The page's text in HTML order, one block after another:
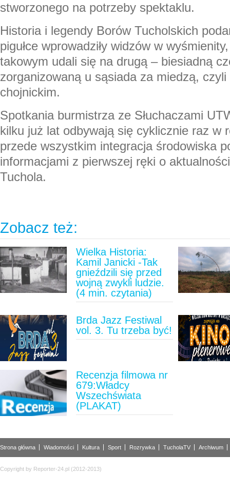
stworzonego na potrzeby spektaklu.
Historia i legendy Borów Tucholskich
pigułce wprowadziły widzów w
takowym udali się na drugą – biesiadną
zorganizowaną u sąsiada za miedzą,
chojnickim.
Spotkania burmistrza ze Słuchaczami
kilku już lat odbywają się cyklicznie raz w
przede wszystkim integracja środowiska
informacjami z pierwszej ręki o
Tuchola.
Zobacz też:
Wielka Historia:
Kamil Janicki -Tak
gnieździli się przed
wojną zwykli ludzie.
(4 min. czytania)
Brda Jazz Festiwal
vol. 3. Tu trzeba być!
Recenzja filmowa nr
679:Władcy
Wszechświata
(PLAKAT)
Strona główna Wiadomości Kultura Sport Rozrywka TucholaTV Archiwum
Copyright by Reporter-24.pl (2012-2013)